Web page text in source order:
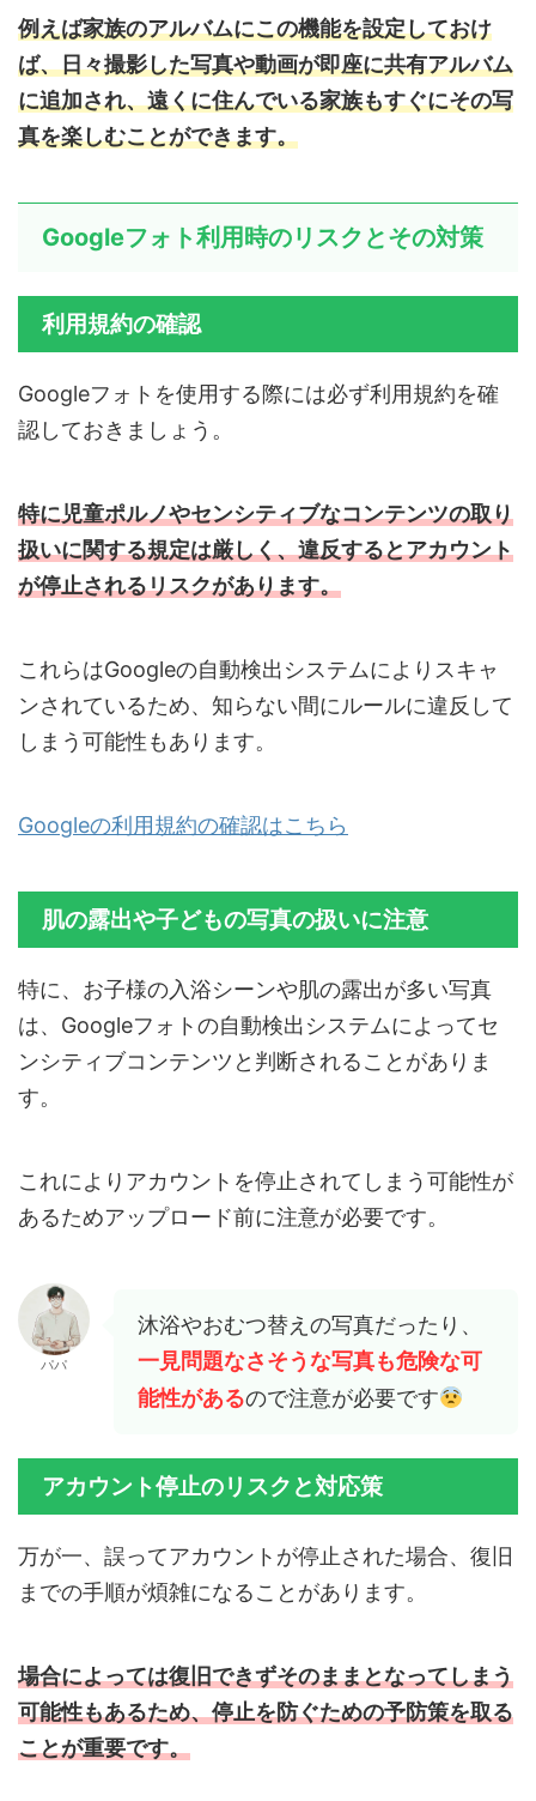
例えば家族のアルバムにこの機能を設定しておけ
ば、日々撮影した写真や動画が即座に共有アルバム
に追加され、遠くに住んでいる家族もすぐにその写
真を楽しむことができます。
Googleフォト利用時のリスクとその対策
利用規約の確認
Googleフォトを使用する際には必ず利用規約を確
認しておきましょう。
特に児童ポルノやセンシティブなコンテンツの取り
扱いに関する規定は厳しく、違反するとアカウント
が停止されるリスクがあります。
これらはGoogleの自動検出システムによりスキャ
ンされているため、知らない間にルールに違反して
しまう可能性もあります。
Googleの利用規約の確認はこちら
肌の露出や子どもの写真の扱いに注意
特に、お子様の入浴シーンや肌の露出が多い写真
は、Googleフォトの自動検出システムによってセ
ンシティブコンテンツと判断されることがありま
す。
これによりアカウントを停止されてしまう可能性が
あるためアップロード前に注意が必要です。
パパ
沐浴やおむつ替えの写真だったり、
一見問題なさそうな写真も危険な可
能性があるので注意が必要です
アカウント停止のリスクと対応策
万が一、誤ってアカウントが停止された場合、復旧
までの手順が煩雑になることがあります。
場合によっては復旧できずそのままとなってしまう
可能性もあるため、停止を防ぐための予防策を取る
ことが重要です。